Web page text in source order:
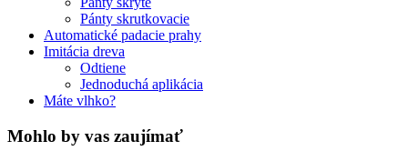
Pánty skrutkovacie
Automatické padacie prahy
Imitácia dreva
Odtiene
Jednoduchá aplikácia
Máte vlhko?
Mohlo by vas zaujímať